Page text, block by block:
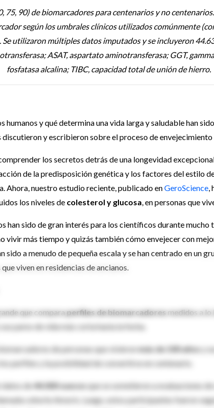
75, 90) de biomarcadores para centenarios y no
según los umbrales clínicos utilizados comúnmente
Se utilizaron múltiples datos imputados y se incluyeron
ASAT, aspartato aminotransferasa; GGT,
fosfatasa alcalina; TIBC, capacidad total de unión de hierro.
humanos y qué determina una vida larga y saludable han
y escribieron sobre el proceso de envejecimiento
los secretos detrás de una longevidad
de la predisposición genética y los factores del estilo
Ahora, nuestro estudio reciente, publicado enGeroScience
los niveles de colesterol y glucosa , en personas que
han sido de gran interés para los científicos durante mucho
vivir más tiempo y quizás también cómo envejecer con
sido a menudo de pequeña escala y se han centrado en un
viven en residencias de ancianos.
que comparaperfiles de biomarcadoresmedidos a lo
pares de vida más corta hasta la fecha.
de personas que vivieronmás de 100 añosy
perfiles y la posibilidad de convertirse en centenario.
datos de44.000 suecosque se sometieron a evaluaciones de
cohorte Amoris. Luego, estos participantes fueron